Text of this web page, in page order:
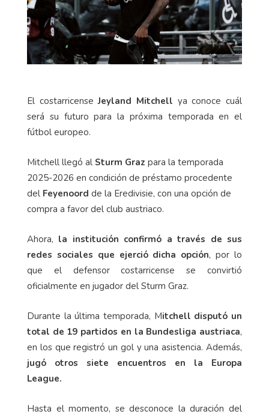
El costarricenseJeyland Mitchell ya conoce cuál
será su futuro para la próxima temporada en el
fútbol europeo.
Mitchell llegó al Sturm Graz para la temporada
2025-2026 en condición de préstamo procedente
del Feyenoord de la Eredivisie, con una opción de
compra a favor del club austriaco.
Ahora, la institución confirmó a través de sus
redes sociales que ejerció dicha opción, por lo
que el defensor costarricense se convirtió
oficialmente en jugador del Sturm Graz.
Durante la última temporada, Mitchell disputó un
total de 19 partidos en la Bundesliga austriaca,
en los que registró un gol y una asistencia. Además,
jugó otros siete encuentros en la Europa
League.
Hasta el momento, se desconoce la duración del